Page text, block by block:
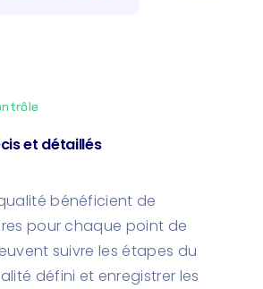
et détaillés
bénéficient de
pour chaque point de
suivre les étapes du
défini et enregistrer les